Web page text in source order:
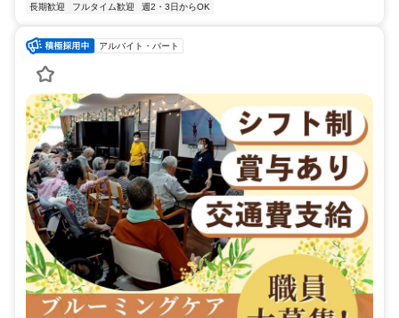
長期歓迎
フルタイム歓迎 週2・3日からOK
アルバイト・パート